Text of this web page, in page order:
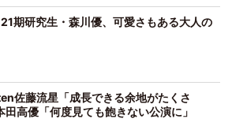
期研究生・森川優、可愛さもある大人の
佐藤流星「成長できる余地がたくさ
田高優「何度見ても飽きない公演に」